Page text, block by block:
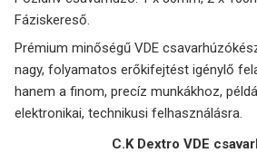
Fáziskereső.
Prémium minőségű VDE
nagy, folyamatos erőkifejtést igénylő
hanem a finom, precíz munkákhoz,
elektronikai, technikusi felhasználásra.
C.K Dextro VDE